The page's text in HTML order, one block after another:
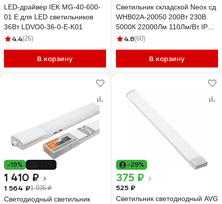
LED-драйвер IEK MG-40-600-
01 E для LED светильников
36Вт LDVO0-36-0-E-K01
4.4(26)
В корзину
Светильник складской Neox сд
WHB02A-20050 200Вт 230В
5000К 22000Лм 110Лм/Вт IP65
без пульсации 4690612054674
4.8(60)
В корзину
-19%
1 410 ₽
1 564 ₽1 935 ₽
Светодиодный светильник
-29%
375 ₽
525 ₽
Светильник светодиодный AVG